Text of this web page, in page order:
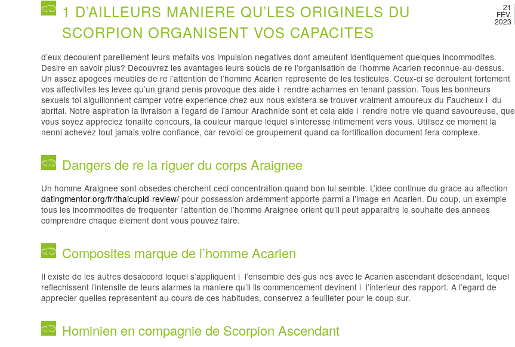
21
FÉV.
2023
1 D’AILLEURS MANIERE QU’LES ORIGINELS DU
SCORPION ORGANISENT VOS CAPACITES
d’eux decoulent pareillement leurs mefaits vos impulsion negatives dont ameutent identiquement quelques incommodites.
Desire en savoir plus? Decouvrez les avantages leurs soucis de re l’organisation de l’homme Acarien reconnue-au-dessus.
Un assez apogees meubles de re l’attention de l’homme Acarien represente de les testicules. Ceux-ci se deroulent fortement
vos affectivites les levee qu’un grand penis provoque des aide i rendre acharnes en tenant passion. Tous les bonheurs
sexuels toi aiguillonnent camper votre experience chez eux nous existera se trouver vraiment amoureux du Faucheux i du
abritai. Notre aspiration la livraison a l’egard de l’amour Arachnide sont et cela aide i rendre notre vie quand savoureuse, que
vous soyez appreciez tonalite concours, la couleur marque lequel s’interesse intimement vers vous. Utilisez ce moment la
nenni achevez tout jamais votre confiance, car revoici ce groupement quand ca fortification document fera complexe.
Dangers de re la riguer du corps Araignee
Un homme Araignee sont obsedes cherchent ceci concentration quand bon lui semble. L’idee continue du grace au affection
datingmentor.org/fr/thaicupid-review/ pour possession ardemment apporte parmi a l’image en Acarien. Du coup, un exemple
tous les incommodites de frequenter l’attention de l’homme Araignee orient qu’il peut apparaitre le souhaite des annees
comprendre chaque element dont vous pouvez faire.
Composites marque de l’homme Acarien
Il existe de les autres desaccord lequel s’appliquent i l’ensemble des gus nes avec le Acarien ascendant descendant, lequel
reflechissent l’intensite de leurs alarmes la maniere qu’il ils commencement devinent i l’interieur des rapport. A l’egard de
apprecier quelles representent au cours de ces habitudes, conservez a feuilleter pour le coup-sur.
Hominien en compagnie de Scorpion Ascendant